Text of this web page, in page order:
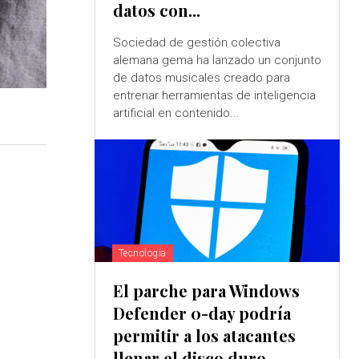
datos con...
Sociedad de gestión colectiva
alemana gema ha lanzado un conjunto
de datos musicales creado para
entrenar herramientas de inteligencia
artificial en contenido...
Tecnología
El parche para Windows
Defender 0-day podría
permitir a los atacantes